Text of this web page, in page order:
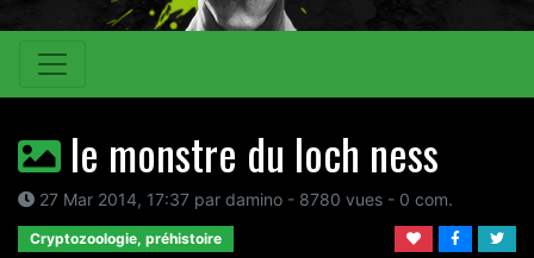
le monstre du loch ness
27 Mar 2014, 17:37 par damino - 8780 vues - 0 com.
Cryptozoologie, préhistoire